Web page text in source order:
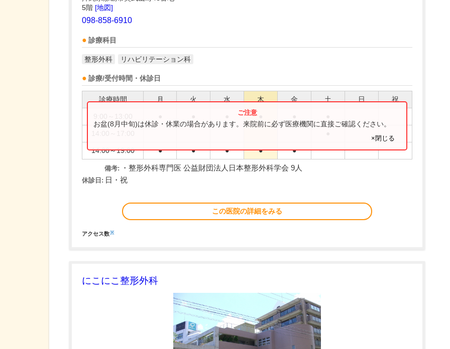
5階 [地図]
098-858-6910
診療科目
整形外科 リハビリテーション科
診療/受付時間・休診日
診療時間 月 火 水 木 金 土 日 祝
14:00～19:00 ● ● ● ● ●
お盆(8月中旬)は休診・休業の場合があります。来院前に必ず医療機関に直接ご確認ください。
×閉じる
備考: ・整形外科専門医 公益財団法人日本整形外科学会 9人
休診日: 日・祝
この医院の詳細をみる
アクセス数※
にこにこ整形外科